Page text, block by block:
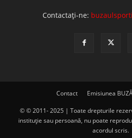
Contactați-ne:
Contact Emisiunea
© © 2011- 2025 | Toate drepturile
instituţie sau persoană, nu poate
acordul scris.